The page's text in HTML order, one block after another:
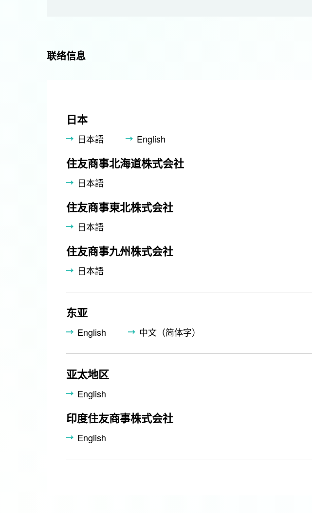
联络信息
日本
日本語 English
住友商事北海道株式会社
日本語
住友商事東北株式会社
日本語
住友商事九州株式会社
日本語
东亚
English 中文（简体字）
亚太地区
English
印度住友商事株式会社
English